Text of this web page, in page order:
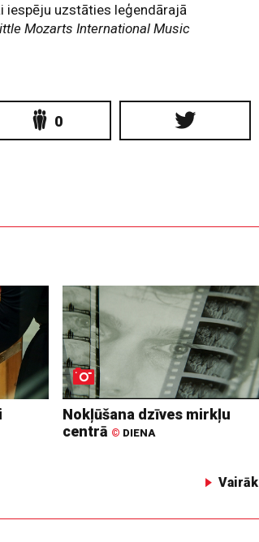
iespēju uzstāties leģendārajā
Mozarts International Music
0
Nokļūšana dzīves mirkļu
centrā © DIENA
Vairāk